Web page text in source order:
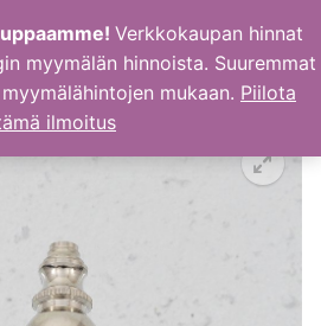
Verkkokaupan hinnat
myymälän hinnoista. Suuremmat
mukaan. Piilota
ilmoitus